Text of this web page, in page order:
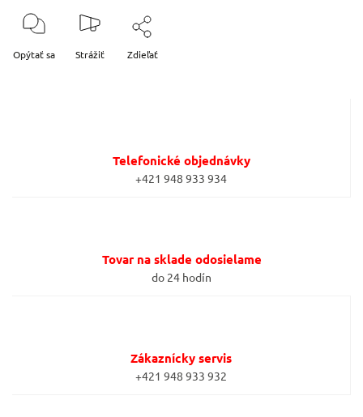
Opýtať sa Strážiť Zdieľať
Telefonické objednávky
+421 948 933 934
Tovar na sklade odosielame
do 24 hodín
Zákaznícky servis
+421 948 933 932